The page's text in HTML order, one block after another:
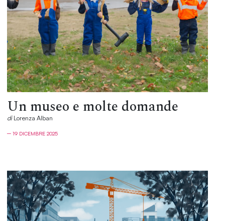
Un museo e molte domande
diLorenza Alban
─ 19 DICEMBRE 2025